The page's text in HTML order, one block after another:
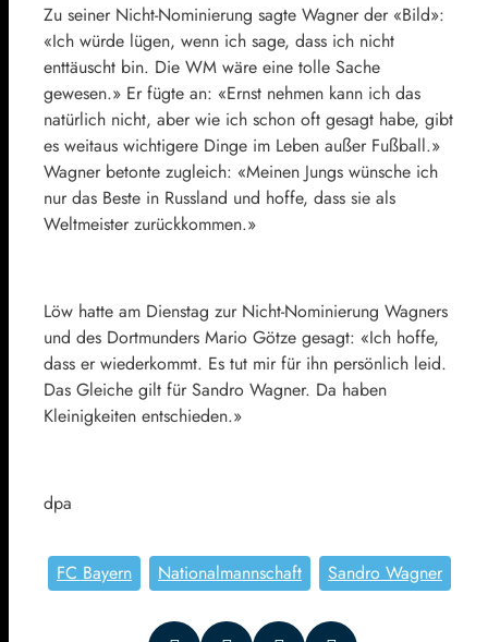
Zu seiner Nicht-Nominierung sagte Wagner der «Bild»:
«Ich würde lügen, wenn ich sage, dass ich nicht
enttäuscht bin. Die WM wäre eine tolle Sache
gewesen.» Er fügte an: «Ernst nehmen kann ich das
natürlich nicht, aber wie ich schon oft gesagt habe, gibt
es weitaus wichtigere Dinge im Leben außer Fußball.»
Wagner betonte zugleich: «Meinen Jungs wünsche ich
nur das Beste in Russland und hoffe, dass sie als
Weltmeister zurückkommen.»
Löw hatte am Dienstag zur Nicht-Nominierung Wagners
und des Dortmunders Mario Götze gesagt: «Ich hoffe,
dass er wiederkommt. Es tut mir für ihn persönlich leid.
Das Gleiche gilt für Sandro Wagner. Da haben
Kleinigkeiten entschieden.»
dpa
FC Bayern Nationalmannschaft Sandro Wagner